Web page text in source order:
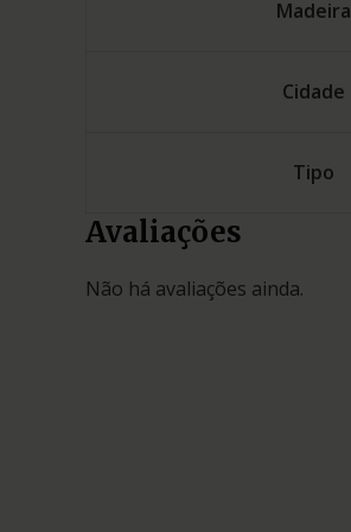
Madeira
Cidade
Tipo
Avaliações
Não há avaliações ainda.